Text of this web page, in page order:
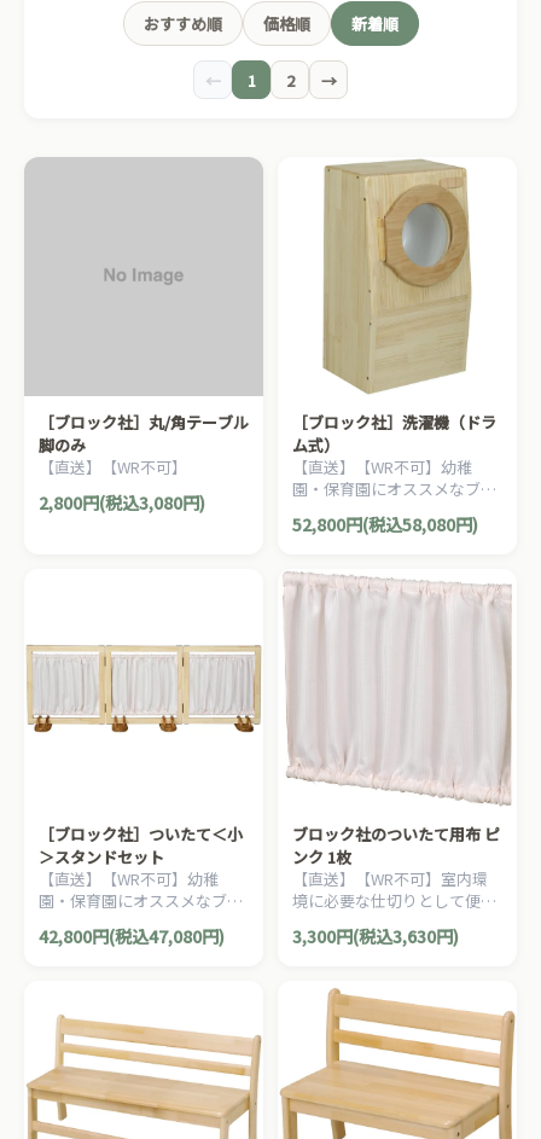
おすすめ順 価格順 新着順
← 1 2 →
［ブロック社］丸/角テーブル
脚のみ
【直送】【WR不可】
2,800円(税込3,080円)
［ブロック社］洗濯機（ドラ
ム式）
【直送】【WR不可】幼稚
園・保育園にオススメなブロ
ック社の木製ごっこ遊びアイ
テム。おままごと、ごっこ遊
です。
52,800円(税込58,080円)
［ブロック社］ついたて＜小
＞スタンドセット
【直送】【WR不可】幼稚
園・保育園にオススメなブロ
ック社の木製子ども家具。室
内環境に必要な仕切りとして
42,800円(税込47,080円)
ブロック社のついたて用布 ピ
ンク 1枚
【直送】【WR不可】室内環
境に必要な仕切りとして便利
なブロック社のついたて専用
の布です。
3,300円(税込3,630円)